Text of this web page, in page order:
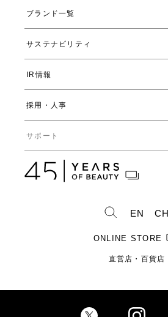
会社概要
数字で見るヤーマン
受賞一覧
直営店・百貨店
ヤーマンの研究開発とは
ヤーマンの技術
開発ストーリー
ブランド一覧
サステナビリティ
環境
社会
IR情報
経営方針
コーポレートガバナンス
ディスクロージャーポリシー
IRライブラリ一覧
株式情報
株式概要
Investor Relations
採用・人事
人事からのメッセージ
数字で見るヤーマン
製品ができるまで
サポート
カタログ・取扱説明書
EN CH
ONLINE STORE
直営店・百貨店